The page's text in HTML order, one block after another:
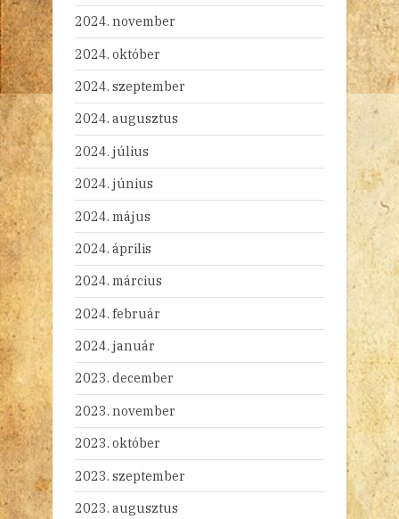
2024. november
2024. október
2024. szeptember
2024. augusztus
2024. július
2024. június
2024. május
2024. április
2024. március
2024. február
2024. január
2023. december
2023. november
2023. október
2023. szeptember
2023. augusztus